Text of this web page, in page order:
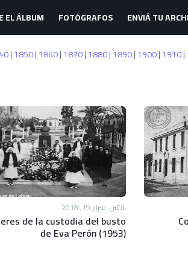
ENVIÁ TU
FOTÓGRAFOS
EL ÁLBUM
|1850|1860|1870|1880|1890|1900|1910|
الاثنين, فبراير 19, 2018
de la custodia del busto
de Eva Perón (1953)